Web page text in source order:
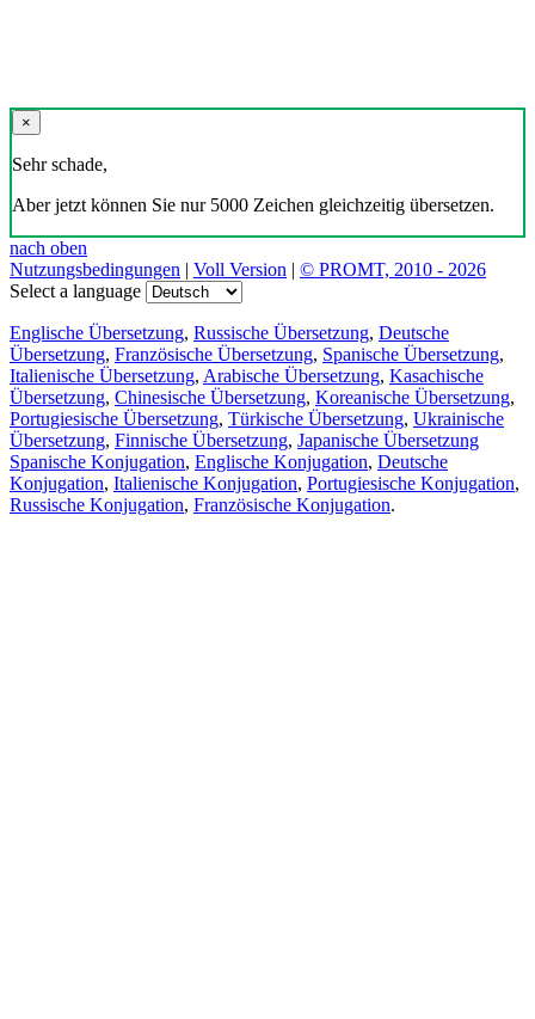
×
Sehr schade,
Aber jetzt können Sie nur 5000 Zeichen gleichzeitig übersetzen.
nach oben
Nutzungsbedingungen | Voll Version | © PROMT, 2010 - 2026
Select a language
Englische Übersetzung, Russische Übersetzung, Deutsche
Übersetzung, Französische Übersetzung, Spanische Übersetzung,
Italienische Übersetzung, Arabische Übersetzung, Kasachische
Übersetzung, Chinesische Übersetzung, Koreanische Übersetzung,
Portugiesische Übersetzung, Türkische Übersetzung, Ukrainische
Übersetzung, Finnische Übersetzung, Japanische Übersetzung
Spanische Konjugation, Englische Konjugation, Deutsche
Konjugation, Italienische Konjugation, Portugiesische Konjugation,
Russische Konjugation, Französische Konjugation.